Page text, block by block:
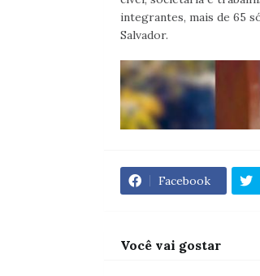
integrantes, mais de 65
Salvador.
Facebook
Você vai gostar